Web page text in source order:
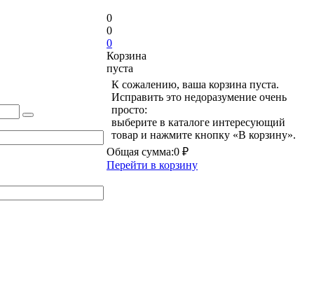
0
0
0
Корзина
пуста
К сожалению, ваша корзина пуста.
Исправить это недоразумение очень
просто:
выберите в каталоге интересующий
товар и нажмите кнопку «В корзину».
Общая сумма:0 ₽
Перейти в корзину